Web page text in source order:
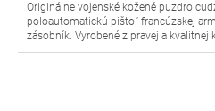
Originálne vojenské kožené puzdro
poloautomatickú pištoľ francúzskej
zásobník. Vyrobené z pravej a kvalitnej